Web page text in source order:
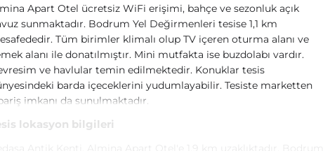
Apart Otel ücretsiz WiFi erişimi, bahçe ve sezonluk açık
sunmaktadır. Bodrum Yel Değirmenleri tesise 1,1 km
Tüm birimler klimalı olup TV içeren oturma alanı ve
alanı ile donatılmıştır. Mini mutfakta ise buzdolabı vardır.
ve havlular temin edilmektedir. Konuklar tesis
barda içeceklerini yudumlayabilir. Tesiste marketten
imkanı da sunulmaktadır.
lokasyon bilgileri